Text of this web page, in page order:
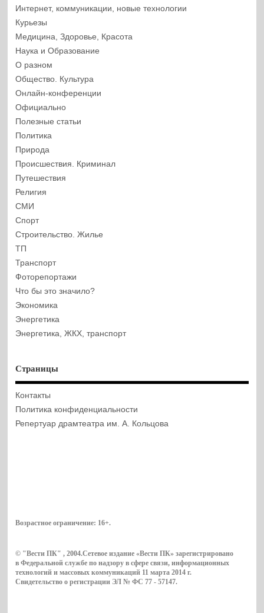
Интернет, коммуникации, новые технологии
Курьезы
Медицина, Здоровье, Красота
Наука и Образование
О разном
Общество. Культура
Онлайн-конференции
Официально
Полезные статьи
Политика
Природа
Происшествия. Криминал
Путешествия
Религия
СМИ
Спорт
Строительство. Жилье
ТП
Транспорт
Фоторепортажи
Что бы это значило?
Экономика
Энергетика
Энергетика, ЖКХ, транспорт
Страницы
Контакты
Политика конфиденциальности
Репертуар драмтеатра им. А. Кольцова
Возрастное ограничение: 16+.
© "Вести ПК" , 2004.Сетевое издание «Вести ПК» зарегистрировано
в Федеральной службе по надзору в сфере связи, информационных
технологий и массовых коммуникаций 11 марта 2014 г.
Свидетельство о регистрации ЭЛ № ФС 77 - 57147.